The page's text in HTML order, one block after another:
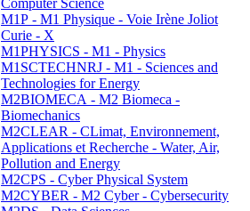
Computer Science
M1P - M1 Physique - Voie Irène Joliot
Curie - X
M1PHYSICS - M1 - Physics
M1SCTECHNRJ - M1 - Sciences and
Technologies for Energy
M2BIOMECA - M2 Biomeca -
Biomechanics
M2CLEAR - CLimat, Environnement,
Applications et Recherche - Water, Air,
Pollution and Energy
M2CPS - Cyber Physical System
M2CYBER - M2 Cyber - Cybersecurity